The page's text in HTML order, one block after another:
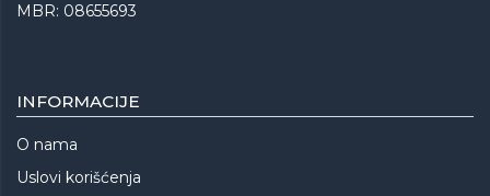
MBR: 08655693
INFORMACIJE
O nama
Uslovi korišćenja